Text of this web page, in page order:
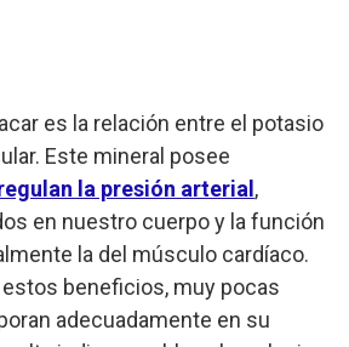
es la relación entre el potasio
Este mineral posee
la presión arterial ,
en nuestro cuerpo y la función
la del músculo cardíaco.
beneficios, muy pocas
adecuadamente en su